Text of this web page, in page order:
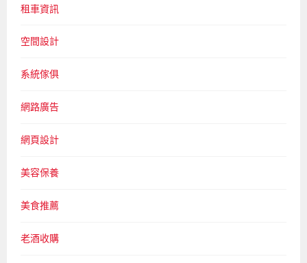
租車資訊
空間設計
系統傢俱
網路廣告
網頁設計
美容保養
美食推薦
老酒收購